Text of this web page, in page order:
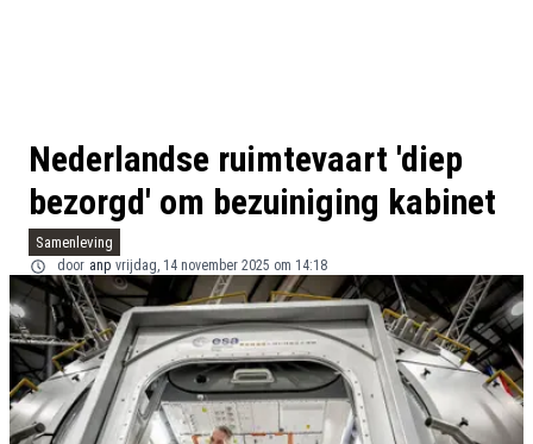
Nederlandse ruimtevaart 'diep
bezorgd' om bezuiniging kabinet
Samenleving
door anp vrijdag, 14 november 2025 om 14:18